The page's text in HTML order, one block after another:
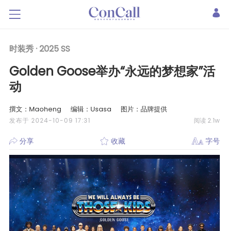
时装秀 ·2025 SS
Golden Goose举办“永远的梦想家”活
动
撰文：Maoheng 编辑：Usasa 图片：品牌提供
发布于 2024-10-09 17:31 阅读 2.1w
分享 收藏 字号